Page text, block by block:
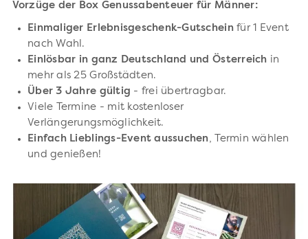
Vorzüge der Box Genussabenteuer für Männer:
Einmaliger Erlebnisgeschenk-Gutscheinfür 1 Event
nach Wahl.
Einlösbar in ganz Deutschland und Österreich in
mehr als 25 Großstädten.
Über 3 Jahre gültig - frei übertragbar.
Viele Termine - mit kostenloser
Verlängerungsmöglichkeit.
Einfach Lieblings-Event aussuchen, Termin wählen
und genießen!